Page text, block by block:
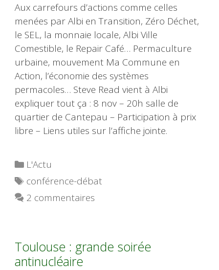
Aux carrefours d’actions comme celles
menées par Albi en Transition, Zéro Déchet,
le SEL, la monnaie locale, Albi Ville
Comestible, le Repair Café… Permaculture
urbaine, mouvement Ma Commune en
Action, l’économie des systèmes
permacoles… Steve Read vient à Albi
expliquer tout ça : 8 nov – 20h salle de
quartier de Cantepau – Participation à prix
libre – Liens utiles sur l’affiche jointe.
Catégories
L'Actu
Étiquettes
conférence-débat
2 commentaires
Toulouse : grande soirée
antinucléaire